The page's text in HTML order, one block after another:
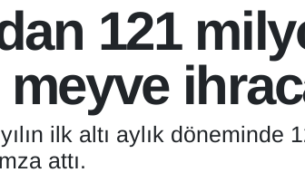
121
ilk altı aylık
attı.